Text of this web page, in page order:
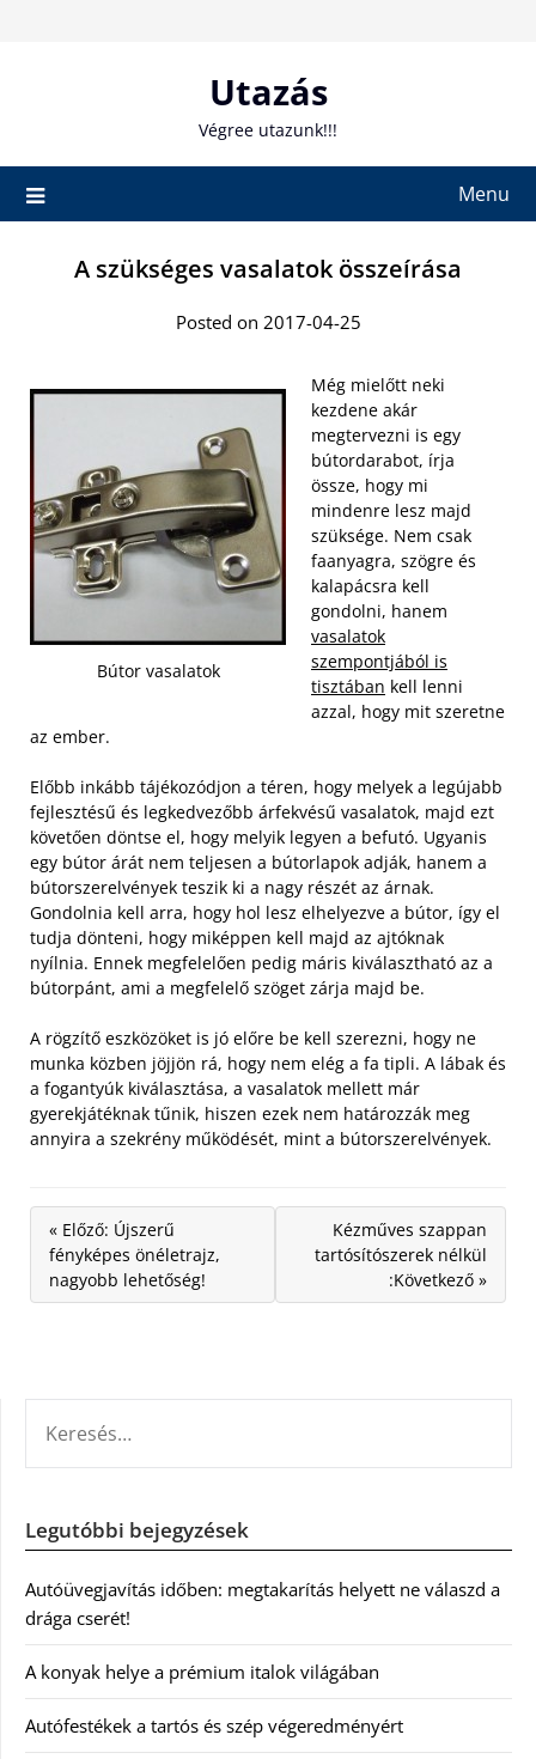
Utazás
Végree utazunk!!!
Menu
A szükséges vasalatok összeírása
Posted on 2017-04-25
Bútor vasalatok
Még mielőtt neki
kezdene akár
megtervezni is egy
bútordarabot, írja
össze, hogy mi
mindenre lesz majd
szüksége. Nem csak
faanyagra, szögre és
kalapácsra kell
gondolni, hanem
vasalatok
szempontjából is
tisztában kell lenni
azzal, hogy mit szeretne
az ember.
Előbb inkább tájékozódjon a téren, hogy melyek a legújabb
fejlesztésű és legkedvezőbb árfekvésű vasalatok, majd ezt
követően döntse el, hogy melyik legyen a befutó. Ugyanis
egy bútor árát nem teljesen a bútorlapok adják, hanem a
bútorszerelvények teszik ki a nagy részét az árnak.
Gondolnia kell arra, hogy hol lesz elhelyezve a bútor, így el
tudja dönteni, hogy miképpen kell majd az ajtóknak
nyílnia. Ennek megfelelően pedig máris kiválasztható az a
bútorpánt, ami a megfelelő szöget zárja majd be.
A rögzítő eszközöket is jó előre be kell szerezni, hogy ne
munka közben jöjjön rá, hogy nem elég a fa tipli. A lábak és
a fogantyúk kiválasztása, a vasalatok mellett már
gyerekjátéknak tűnik, hiszen ezek nem határozzák meg
annyira a szekrény működését, mint a bútorszerelvények.
« Előző: Újszerű
fényképes önéletrajz,
nagyobb lehetőség!
Kézműves szappan
tartósítószerek nélkül
:Következő »
Legutóbbi bejegyzések
Autóüvegjavítás időben: megtakarítás helyett ne válaszd a
drága cserét!
A konyak helye a prémium italok világában
Autófestékek a tartós és szép végeredményért